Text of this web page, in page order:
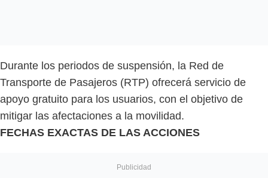
Durante los periodos de suspensión, la Red de
Transporte de Pasajeros (RTP) ofrecerá servicio de
apoyo gratuito para los usuarios, con el objetivo de
mitigar las afectaciones a la movilidad.
FECHAS EXACTAS DE LAS ACCIONES